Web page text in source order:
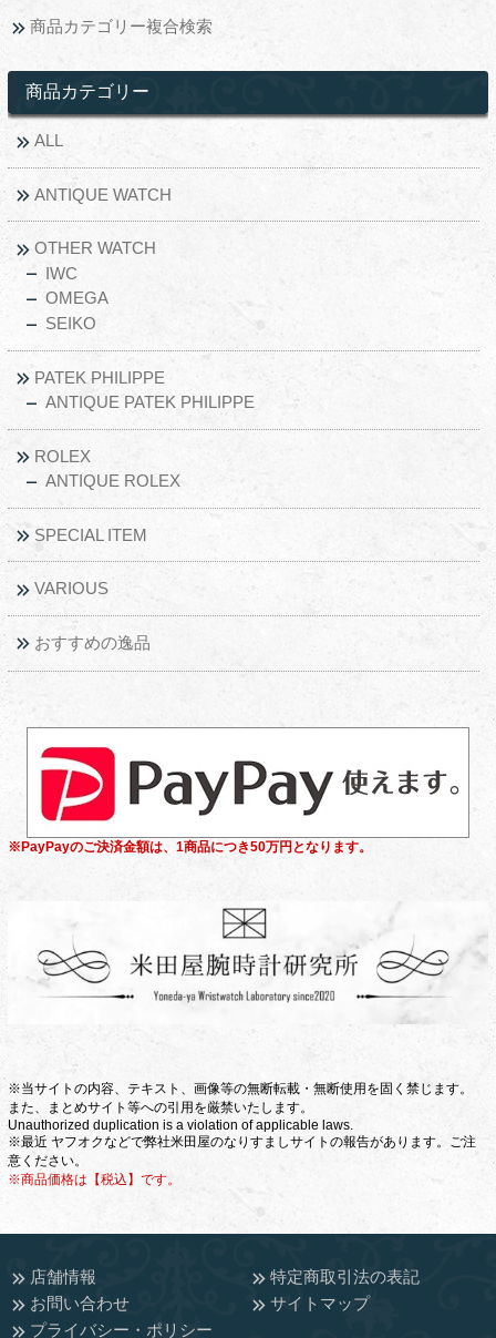
商品カテゴリー複合検索
商品カテゴリー
ALL
ANTIQUE WATCH
OTHER WATCH
IWC
OMEGA
SEIKO
PATEK PHILIPPE
ANTIQUE PATEK PHILIPPE
ROLEX
ANTIQUE ROLEX
SPECIAL ITEM
VARIOUS
おすすめの逸品
※PayPayのご決済金額は、1商品につき50万円となります。
※当サイトの内容、テキスト、画像等の無断転載・無断使用を固く禁じます。
また、まとめサイト等への引用を厳禁いたします。
Unauthorized duplication is a violation of applicable laws.
※最近 ヤフオクなどで弊社米田屋のなりすましサイトの報告があります。ご注
意ください。
※商品価格は【税込】です。
店舗情報
特定商取引法の表記
お問い合わせ
サイトマップ
プライバシー・ポリシー